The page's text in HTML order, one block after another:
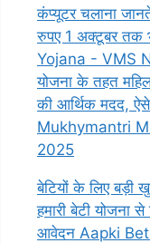
कंप्यूटर चलाना
रुपए 1 अक्टूबर तक
Yojana - VMS
योजना के तहत
की आर्थिक मदद,
Mukhymantri
2025
बेटियों के लिए बड़ी
हमारी बेटी
आवेदन Aapki